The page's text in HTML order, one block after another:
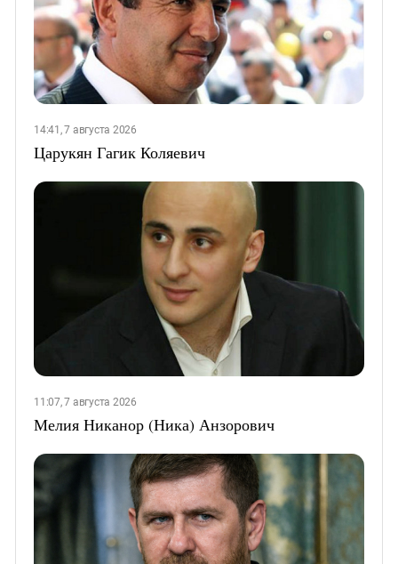
14:41, 7 августа 2026
Царукян Гагик Коляевич
11:07, 7 августа 2026
Мелия Никанор (Ника) Анзорович